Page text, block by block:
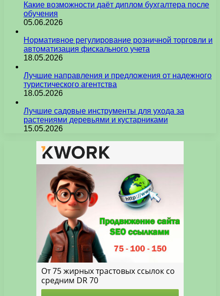
Какие возможности даёт диплом бухгалтера после
обучения
05.06.2026
Нормативное регулирование розничной торговли и
автоматизация фискального учета
18.05.2026
Лучшие направления и предложения от надежного
туристического агентства
18.05.2026
Лучшие садовые инструменты для ухода за
растениями деревьями и кустарниками
15.05.2026